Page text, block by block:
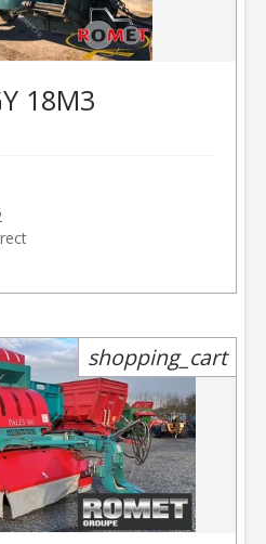
18M3
shopping_cart